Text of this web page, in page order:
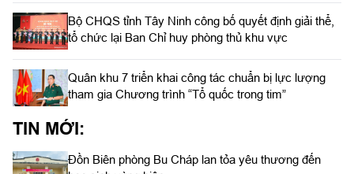
Bộ CHQS tỉnh Tây Ninh công bố quyết định giải thể,
tổ chức lại Ban Chỉ huy phòng thủ khu vực
Quân khu 7 triển khai công tác chuẩn bị lực lượng
tham gia Chương trình “Tổ quốc trong tim”
TIN MỚI:
Đồn Biên phòng Bu Cháp lan tỏa yêu thương đến